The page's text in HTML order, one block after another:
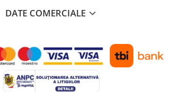
DATE COMERCIALE